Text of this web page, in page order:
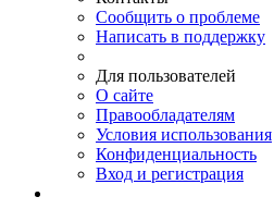
Сообщить о проблеме
Написать в поддержку
Для пользователей
О сайте
Правообладателям
Условия использования
Конфиденциальность
Вход и регистрация